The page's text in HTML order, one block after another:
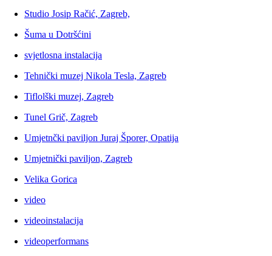
Studio Josip Račić, Zagreb,
Šuma u Dotršćini
svjetlosna instalacija
Tehnički muzej Nikola Tesla, Zagreb
Tiflolški muzej, Zagreb
Tunel Grič, Zagreb
Umjetnčki paviljon Juraj Šporer, Opatija
Umjetnički paviljon, Zagreb
Velika Gorica
video
videoinstalacija
videoperformans